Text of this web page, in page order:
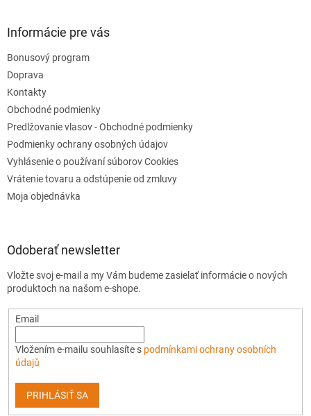
Informácie pre vás
Bonusový program
Doprava
Kontakty
Obchodné podmienky
Predlžovanie vlasov - Obchodné podmienky
Podmienky ochrany osobných údajov
Vyhlásenie o používaní súborov Cookies
Vrátenie tovaru a odstúpenie od zmluvy
Moja objednávka
Odoberať newsletter
Vložte svoj e-mail a my Vám budeme zasielať informácie o nových
produktoch na našom e-shope.
Email
Vložením e-mailu souhlasíte s podmínkami ochrany osobních
údajů
PRIHLÁSIŤ SA